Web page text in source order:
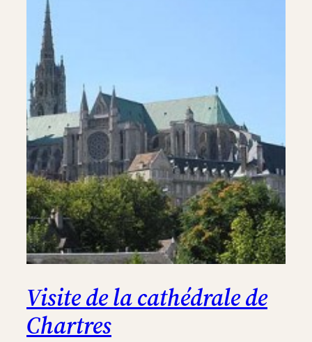
Visite de la cathédrale de
Chartres